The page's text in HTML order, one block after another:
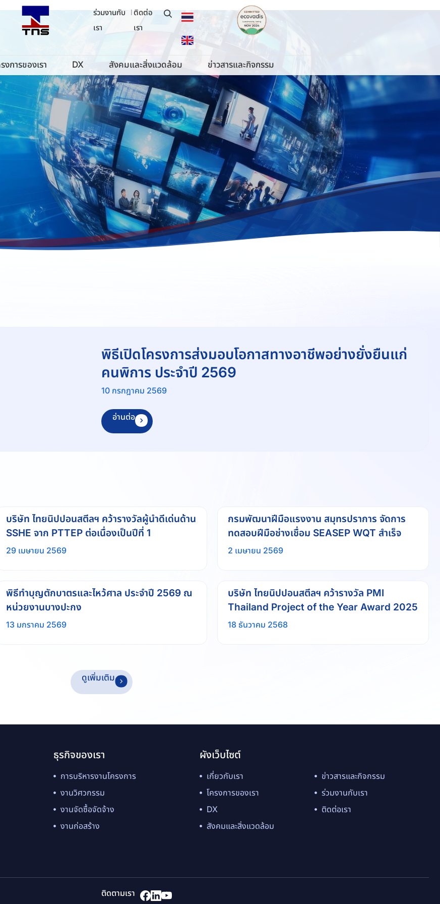
ร่วมงานกับ
เรา
|ติดต่อ
เรา
งการของเรา DX สังคมและสิ่งแวดล้อม ข่าวสารและกิจกรรม
พิธีเปิดโครงการส่งมอบโอกาสทางอาชีพอย่างยั่งยืนแก่
คนพิการ ประจำปี 2569
10 กรกฎาคม 2569
อ่านต่อ
บริษัท ไทยนิปปอนสตีลฯ คว้ารางวัลผู้นำดีเด่นด้าน
SSHE จาก PTTEP ต่อเนื่องเป็นปีที่ 1
29 เมษายน 2569
กรมพัฒนาฝีมือแรงงาน สมุทรปราการ จัดการ
ทดสอบฝีมือช่างเชื่อม SEASEP WQT สำเร็จ
2 เมษายน 2569
พิธีทำบุญตักบาตรและไหว้ศาล ประจำปี 2569 ณ
หน่วยงานบางปะกง
13 มกราคม 2569
บริษัท ไทยนิปปอนสตีลฯ คว้ารางวัล PMI
Thailand Project of the Year Award 2025
18 ธันวาคม 2568
ดูเพิ่มเติม
ธุรกิจของเรา
การบริหารงานโครงการ
งานวิศวกรรม
งานจัดซื้อจัดจ้าง
งานก่อสร้าง
ผังเว็บไซต์
เกี่ยวกับเรา
โครงการของเรา
DX
สังคมและสิ่งแวดล้อม
ข่าวสารและกิจกรรม
ร่วมงานกับเรา
ติดต่อเรา
ติดตามเรา